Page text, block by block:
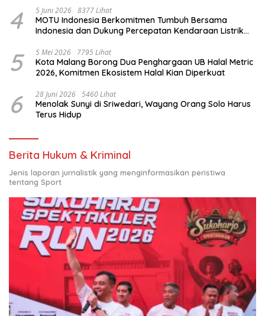
4 5 Juni 2026 8377 Lihat
MOTU Indonesia Berkomitmen Tumbuh Bersama
Indonesia dan Dukung Percepatan Kendaraan Listrik
5 5 Mei 2026 7795 Lihat
Kota Malang Borong Dua Penghargaan UB Halal Metric
2026, Komitmen Ekosistem Halal Kian Diperkuat
6 28 Juni 2026 5460 Lihat
Menolak Sunyi di Sriwedari, Wayang Orang Solo Harus
Terus Hidup
Berita Hukum & Kriminal
Jenis laporan jurnalistik yang menginformasikan peristiwa
tentang Sport